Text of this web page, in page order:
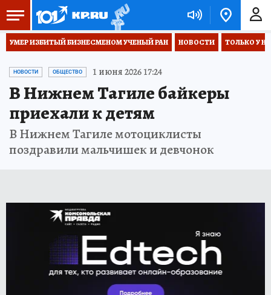
УМЕР ИЗБИТЫЙ БИЗНЕСМЕНОМ УЧЕНЫЙ РАН НОВОСТИ ТОЛЬКО У
НОВОСТИ ОБЩЕСТВО 1 июня 2026 17:24
В Нижнем Тагиле байкеры
приехали к детям
В Нижнем Тагиле мотоциклисты
поздравили мальчишек и девчонок